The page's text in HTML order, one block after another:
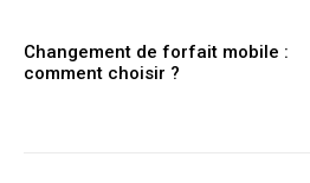
Changement de forfait mobile :
comment choisir ?